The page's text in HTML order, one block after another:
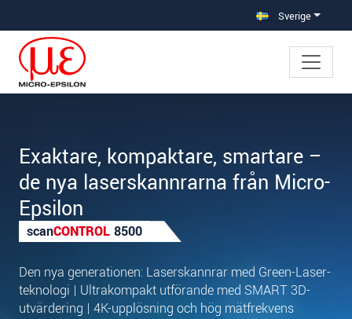
Sverige
Exaktare, kompaktare, smartare –
de nya laserskannrarna från Micro-
Epsilon
scanCONTROL 8500
Den nya generationen: Laserskannrar med Green-Laser-
teknologi | Ultrakompakt utförande med SMART 3D-
utvärdering | 4K-upplösning och hög mätfrekvens